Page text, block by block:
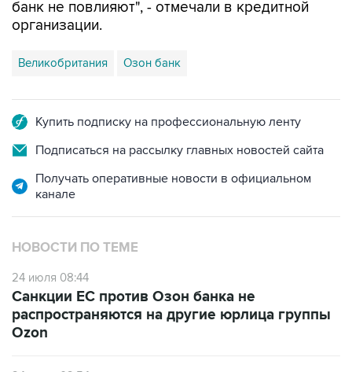
банк не повлияют", - отмечали в кредитной
организации.
Великобритания Озон банк
Купить подписку на профессиональную ленту
Подписаться на рассылку главных новостей сайта
Получать оперативные новости в официальном
канале
НОВОСТИ ПО ТЕМЕ
24 июля 08:44
Санкции ЕС против Озон банка не
распространяются на другие юрлица группы
Ozon